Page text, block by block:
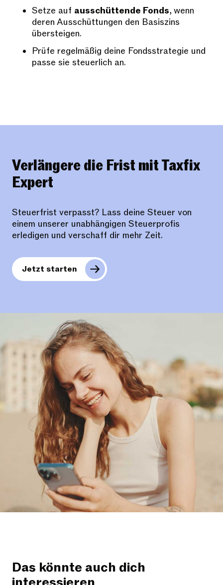
Setze auf ausschüttende Fonds, wenn
deren Ausschüttungen den Basiszins
übersteigen.
Prüfe regelmäßig deine Fondsstrategie und
passe sie steuerlich an.
Verlängere die Frist mit Taxfix
Expert
Steuerfrist verpasst? Lass deine Steuer von
einem unserer unabhängigen Steuerprofis
erledigen und verschaff dir mehr Zeit.
Jetzt starten
Das könnte auch dich